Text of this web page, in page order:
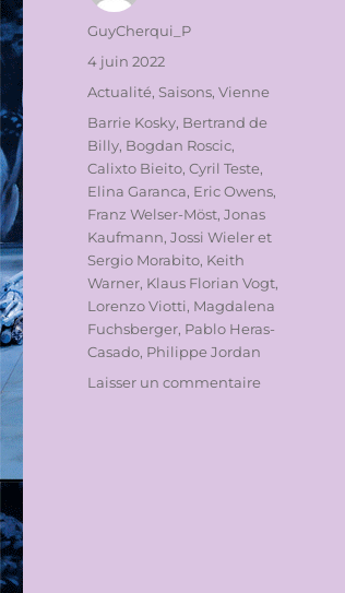
Auteur
GuyCherqui_P
Publié
4 juin 2022
Catégories
Actualité, Saisons,Vienne
Étiquettes
Barrie Kosky, Bertrand de
Billy, Bogdan Roscic,
Calixto Bieito,Cyril Teste,
Elina Garanca, Eric Owens,
Franz Welser-Möst,Jonas
Kaufmann,Jossi Wieler et
Sergio Morabito, Keith
Warner, Klaus Florian Vogt,
Lorenzo Viotti, Magdalena
Fuchsberger, Pablo Heras-
Casado, Philippe Jordan
Laisser un commentairesur